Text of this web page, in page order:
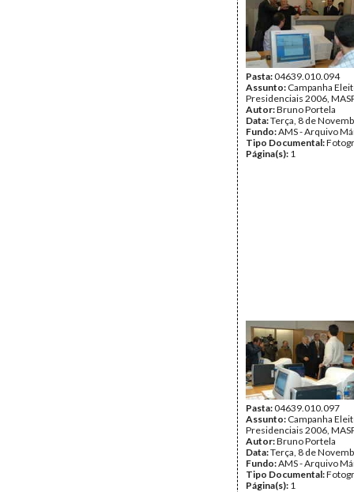
Pasta:04639.010.094
Assunto: Campanha
Presidenciais 2006,
Autor:Bruno Portela
Data:Terça, 8 de
Fundo:AMS - Arquivo
Tipo Documental:
Página(s): 1
Pasta:04639.010.097
Assunto: Campanha
Presidenciais 2006,
Autor:Bruno Portela
Data:Terça, 8 de
Fundo:AMS - Arquivo
Tipo Documental:
Página(s): 1